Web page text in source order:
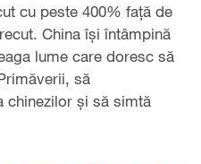
cu peste 400% față de
China își întâmpină
lume care doresc să
să
chinezilor și să simtă